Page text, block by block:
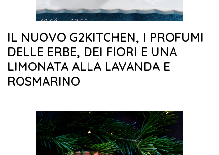
IL NUOVO G2KITCHEN, I PROFUMI
DELLE ERBE, DEI FIORI E UNA
LIMONATA ALLA LAVANDA E
ROSMARINO